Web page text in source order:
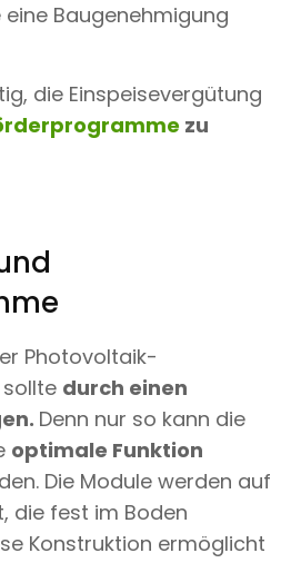
eine Baugenehmigung
die Einspeisevergütung
zu
Photovoltaik-
durch einen
Denn nur so kann die
optimale Funktion
Die Module werden auf
die fest im Boden
Konstruktion ermöglicht